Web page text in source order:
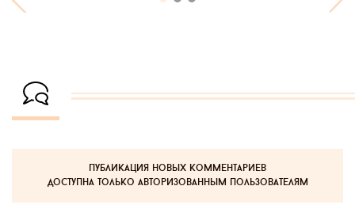
публикация новых комментариев
доступна только авторизованным пользователям